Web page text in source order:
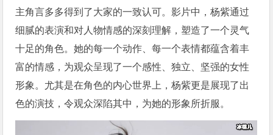
主角言多多得到了大家的一致认可。影片中，杨紫通过
细腻的表演和对人物情感的深刻理解，塑造了一个灵气
十足的角色。她的每一个动作、每一个表情都蕴含着丰
富的情感，为观众呈现了一个感性、独立、坚强的女性
形象。尤其是在角色的内心世界上，杨紫更是展现了出
色的演技，令观众深陷其中，为她的形象所折服。